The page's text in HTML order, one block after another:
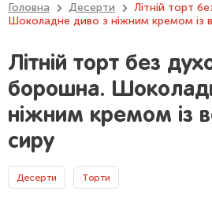
Головна Десерти
Літній торт
Шоколадне диво з ніжним кремом із
Літній торт без
борошна.
ніжним кремом із
сиру
Десерти Торти